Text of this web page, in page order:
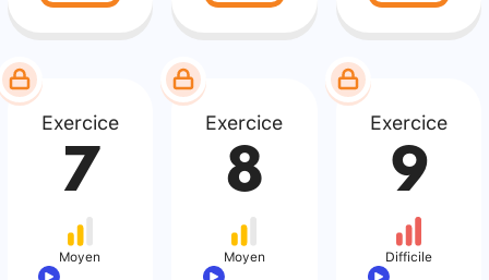
Exercice
7
Moyen
Exercice
8
Moyen
Exercice
9
Difficile